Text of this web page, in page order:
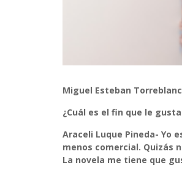
Miguel Esteban
¿Cuál es el fin que le
Araceli Luque Pineda- Yo
menos comercial. Quizás
La novela me tiene que